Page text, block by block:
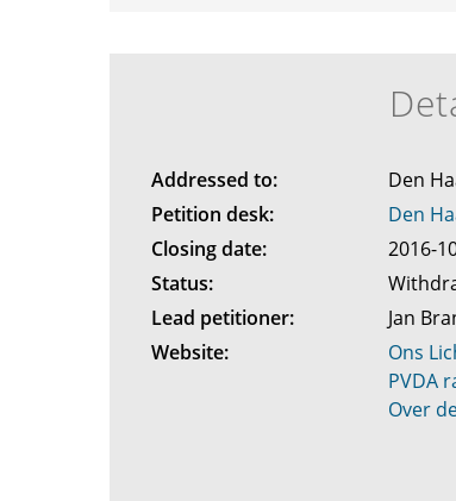
Addressed to:
Den
Petition desk:
Den
Closing date:
2016-
Status:
Lead petitioner:
Jan
Website:
Ons
PVDA
Over